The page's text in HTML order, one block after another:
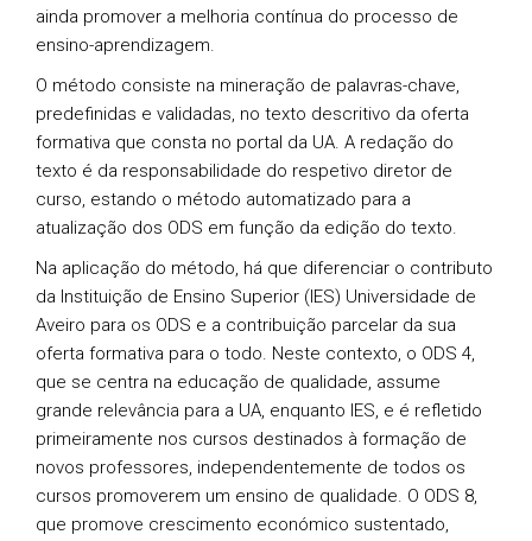
ainda promover a melhoria contínua do processo de
ensino-aprendizagem.
O método consiste na mineração de palavras-chave,
predefinidas e validadas, no texto descritivo da oferta
formativa que consta no portal da UA. A redação do
texto é da responsabilidade do respetivo diretor de
curso, estando o método automatizado para a
atualização dos ODS em função da edição do texto.
Na aplicação do método, há que diferenciar o contributo
da Instituição de Ensino Superior (IES) Universidade de
Aveiro para os ODS e a contribuição parcelar da sua
oferta formativa para o todo. Neste contexto, o ODS 4,
que se centra na educação de qualidade, assume
grande relevância para a UA, enquanto IES, e é refletido
primeiramente nos cursos destinados à formação de
novos professores, independentemente de todos os
cursos promoverem um ensino de qualidade. O ODS 8,
que promove crescimento económico sustentado,